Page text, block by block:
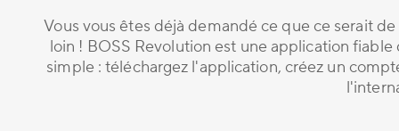
Vous vous êtes déjà demandé ce que ce serait
loin ! BOSS Revolution est une application
simple : téléchargez l'application, créez un